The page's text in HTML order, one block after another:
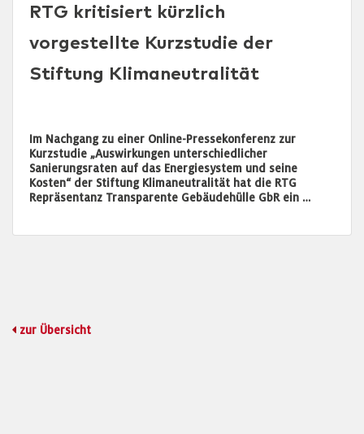
RTG kritisiert kürzlich
vorgestellte Kurzstudie der
Stiftung Klimaneutralität
Im Nachgang zu einer Online-Pressekonferenz zur
Kurzstudie „Auswirkungen unterschiedlicher
Sanierungsraten auf das Energiesystem und seine
Kosten“ der Stiftung Klimaneutralität hat die RTG
Repräsentanz Transparente Gebäudehülle GbR ein …
zur Übersicht